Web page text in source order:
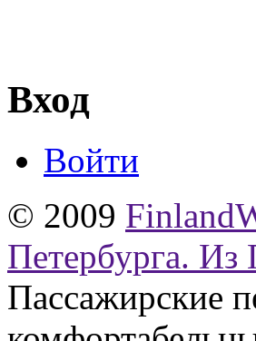
Вход
Войти
© 2009
Петербурга. Из
Пассажирские